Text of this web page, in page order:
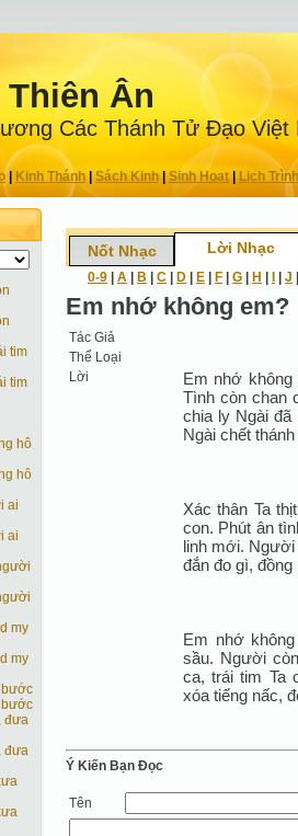
Ân
Các Thánh Tử Ðạo Việt
| Kinh Thánh Sách Kinh|Sinh Hoạt| Lịch Trình
tim
tim
hô
hô
ai
ai
my
my
bước
bước
đưa
đưa
Nốt Nhạc Lời Nhạc
0-9 A B C D E F G H J
Em nhớ không em?
Tác Giả
Thể Loại
Lời
Em nhớ
Tình còn chan
chia ly Ngài đã
Ngài chết
Xác thân Ta
con. Phút ân
linh mới. Người
đắn đo gì, đồng
Em nhớ
sầu. Người
ca, trái tim Ta
xóa tiếng nấc,
Ý Kiến Bạn Ðọc
Tên